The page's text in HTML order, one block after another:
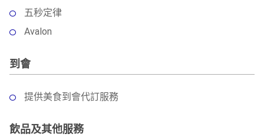
五秒定律
Avalon
到會
提供美食到會代訂服務
飲品及其他服務